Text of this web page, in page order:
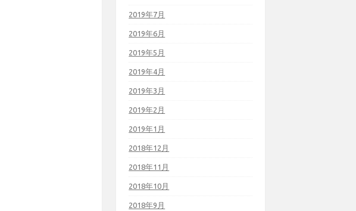
2019年7月
2019年6月
2019年5月
2019年4月
2019年3月
2019年2月
2019年1月
2018年12月
2018年11月
2018年10月
2018年9月